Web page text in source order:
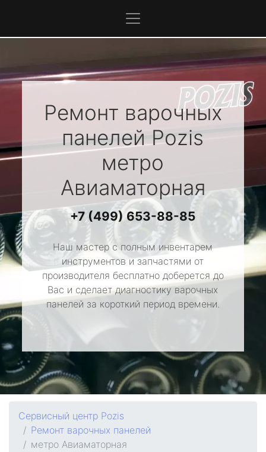
Ремонт варочных
панелейPozis
метро
Авиаматорная
+7 (499) 653-88-85
Наш мастер с полным инвентарем
инструментов и запчастями от
производителя бесплатно доберется до
Вас и сделает диагностику варочных
панелей за короткий период времени.
Сервисный центр Pozis
Ремонт варочных панелей
метро Авиаматорная